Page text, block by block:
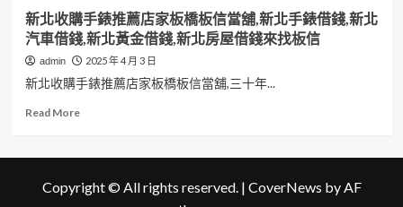
台
北
收
購
手
錶
推
家
運
新北收購手錶推薦店家板橋板信當舖,新北手錶借錢,新北
汽車借錢,新北黃金借錢,新北房屋借錢來找板信
admin 2025 年 4 月 3 日
新北收購手錶推薦店家板橋板信當舖,三十年...
Read MoreRead
新
收
Copyright © All rights reserved. | CoverNews by AF